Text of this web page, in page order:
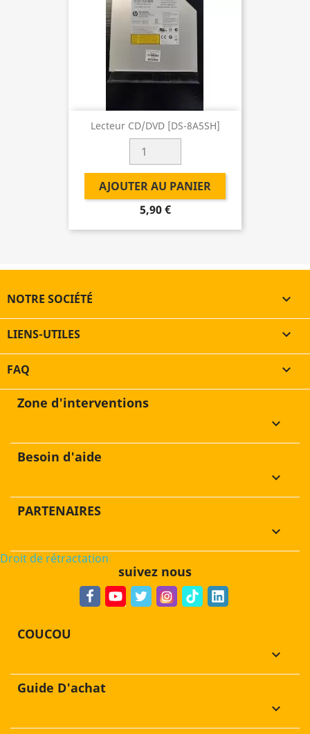
Lecteur CD/DVD [DS-8A5SH]
AJOUTER AU PANIER
5,90 €
NOTRE SOCIÉTÉ 
LIENS-UTILES 
FAQ 
Zone d'interventions
keyboard_arrow_down
Besoin d'aide
keyboard_arrow_down
PARTENAIRES
keyboard_arrow_down
Droit de rétractation
suivez nous
COUCOU
keyboard_arrow_down
Guide D'achat
keyboard_arrow_down